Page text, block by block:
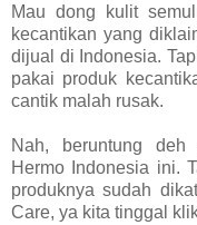
Mau dong kulit
kecantikan yang
dijual di Indonesia.
pakai produk
cantik malah rusak.
Nah, beruntung
Hermo Indonesia ini.
produknya sudah
Care, ya kita tinggal